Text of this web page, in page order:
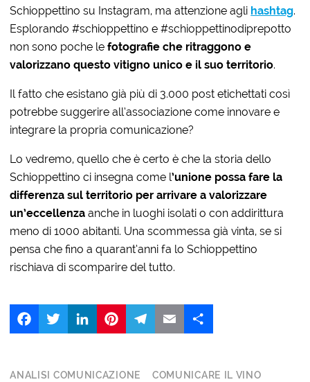
Schioppettino su Instagram, ma attenzione agli hashtag.
Esplorando #schioppettino e #schioppettinodiprepotto
non sono poche lefotografie che ritraggono e
valorizzano questo vitigno unico e il suo territorio.
Il fatto che esistano già più di 3.000 post etichettati così
potrebbe suggerire all’associazione come innovare e
integrare la propria comunicazione?
Lo vedremo, quello che è certo è che la storia dello
Schioppettino ci insegna come l’unione possa fare la
differenza sul territorio per arrivare a valorizzare
un’eccellenza anche in luoghi isolati o con addirittura
meno di 1000 abitanti. Una scommessa già vinta, se si
pensa che fino a quarant’anni fa lo Schioppettino
rischiava di scomparire del tutto.
LinkedIn
ANALISI COMUNICAZIONE
COMUNICARE IL VINO